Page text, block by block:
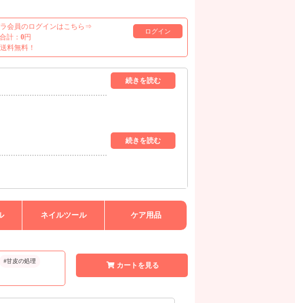
会員のログインはこちら⇒
ログイン
合計： 0円
料無料！
ネイルツール ケア用品
#甘皮の処理
カートを見る